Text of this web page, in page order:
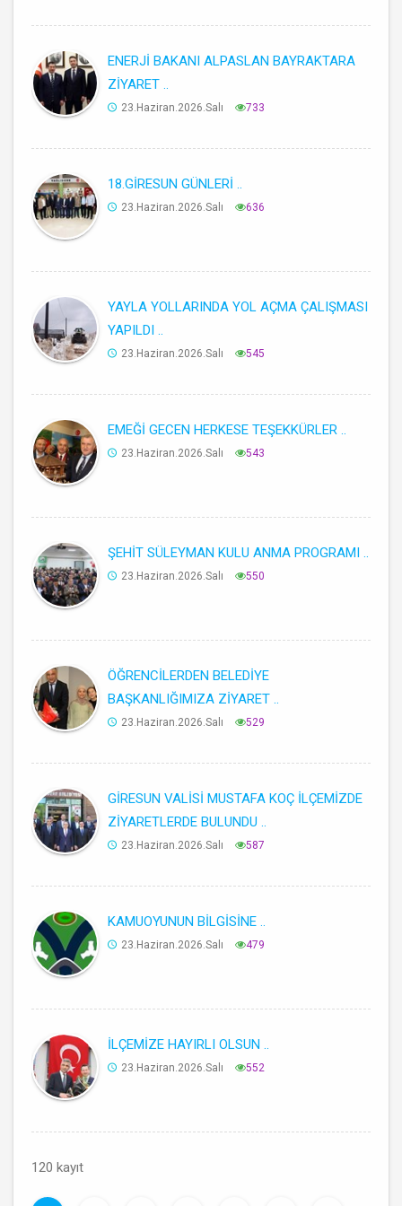
ENERJİ BAKANI ALPASLAN BAYRAKTARA
ZİYARET ..
23.Haziran.2026.Salı 733
18.GİRESUN GÜNLERİ ..
23.Haziran.2026.Salı 636
YAYLA YOLLARINDA YOL AÇMA ÇALIŞMASI
YAPILDI ..
23.Haziran.2026.Salı 545
EMEĞİ GECEN HERKESE TEŞEKKÜRLER ..
23.Haziran.2026.Salı 543
ŞEHİT SÜLEYMAN KULU ANMA PROGRAMI ..
23.Haziran.2026.Salı 550
ÖĞRENCİLERDEN BELEDİYE
BAŞKANLIĞIMIZA ZİYARET ..
23.Haziran.2026.Salı 529
GİRESUN VALİSİ MUSTAFA KOÇ İLÇEMİZDE
ZİYARETLERDE BULUNDU ..
23.Haziran.2026.Salı 587
KAMUOYUNUN BİLGİSİNE ..
23.Haziran.2026.Salı 479
İLÇEMİZE HAYIRLI OLSUN ..
23.Haziran.2026.Salı 552
120 kayıt